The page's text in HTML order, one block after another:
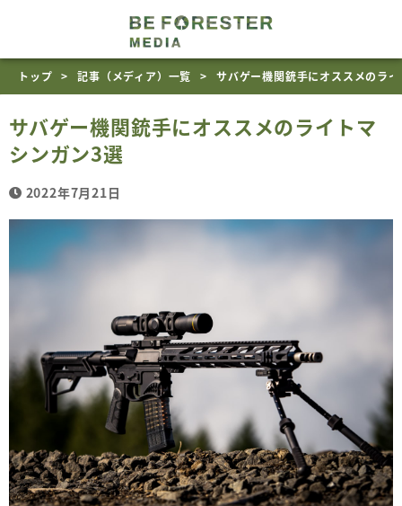
トップ 記事（メディア）一覧 サバゲー機関銃手にオススメのラ
サバゲー機関銃手にオススメのライトマ
シンガン3選
2022年7月21日